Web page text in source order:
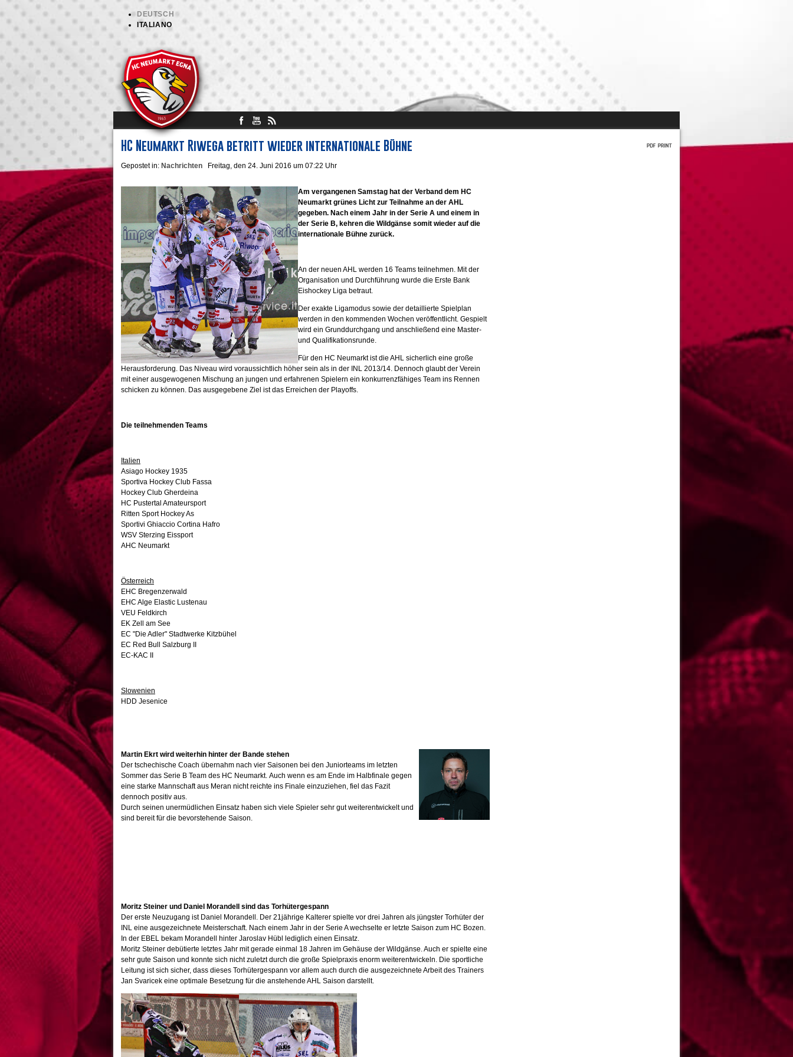
DEUTSCH
ITALIANO
HC Neumarkt Riwega betritt wieder internationale Bühne
Gepostet in: Nachrichten Freitag, den 24. Juni 2016 um 07:22 Uhr
Am vergangenen Samstag hat der Verband dem HC
Neumarkt grünes Licht zur Teilnahme an der AHL
gegeben. Nach einem Jahr in der Serie A und einem in
der Serie B, kehren die Wildgänse somit wieder auf die
internationale Bühne zurück.
An der neuen AHL werden 16 Teams teilnehmen. Mit der
Organisation und Durchführung wurde die Erste Bank
Eishockey Liga betraut.
Der exakte Ligamodus sowie der detaillierte Spielplan
werden in den kommenden Wochen veröffentlicht. Gespielt
wird ein Grunddurchgang und anschließend eine Master-
und Qualifikationsrunde.
Für den HC Neumarkt ist die AHL sicherlich eine große
Herausforderung. Das Niveau wird voraussichtlich höher sein als in der INL 2013/14. Dennoch glaubt der Verein
mit einer ausgewogenen Mischung an jungen und erfahrenen Spielern ein konkurrenzfähiges Team ins Rennen
schicken zu können. Das ausgegebene Ziel ist das Erreichen der Playoffs.
Die teilnehmenden Teams
Italien
Asiago Hockey 1935
Sportiva Hockey Club Fassa
Hockey Club Gherdeina
HC Pustertal Amateursport
Ritten Sport Hockey As
Sportivi Ghiaccio Cortina Hafro
WSV Sterzing Eissport
AHC Neumarkt
Österreich
EHC Bregenzerwald
EHC Alge Elastic Lustenau
VEU Feldkirch
EK Zell am See
EC "Die Adler" Stadtwerke Kitzbühel
EC Red Bull Salzburg II
EC-KAC II
Slowenien
HDD Jesenice
Martin Ekrt wird weiterhin hinter der Bande stehen
Der tschechische Coach übernahm nach vier Saisonen bei den Juniorteams im letzten
Sommer das Serie B Team des HC Neumarkt. Auch wenn es am Ende im Halbfinale gegen
eine starke Mannschaft aus Meran nicht reichte ins Finale einzuziehen, fiel das Fazit
dennoch positiv aus.
Durch seinen unermüdlichen Einsatz haben sich viele Spieler sehr gut weiterentwickelt und
sind bereit für die bevorstehende Saison.
Moritz Steiner und Daniel Morandell sind das Torhütergespann
Der erste Neuzugang ist Daniel Morandell. Der 21jährige Kalterer spielte vor drei Jahren als jüngster Torhüter der
INL eine ausgezeichnete Meisterschaft. Nach einem Jahr in der Serie A wechselte er letzte Saison zum HC Bozen.
In der EBEL bekam Morandell hinter Jaroslav Hübl lediglich einen Einsatz.
Moritz Steiner debütierte letztes Jahr mit gerade einmal 18 Jahren im Gehäuse der Wildgänse. Auch er spielte eine
sehr gute Saison und konnte sich nicht zuletzt durch die große Spielpraxis enorm weiterentwickeln. Die sportliche
Leitung ist sich sicher, dass dieses Torhütergespann vor allem auch durch die ausgezeichnete Arbeit des Trainers
Jan Svaricek eine optimale Besetzung für die anstehende AHL Saison darstellt.